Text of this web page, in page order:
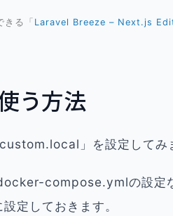
きる「 Laravel Breeze – Next.js
う方法
」を設定してみ
compose.ymlの設定
定しておきます。